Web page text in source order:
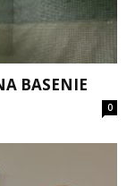
BASENIE
0